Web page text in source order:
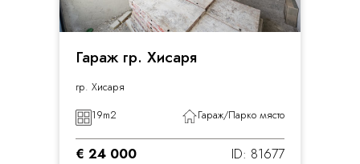
Гараж гр. Хисаря
гр. Хисаря
19m2 Гараж/Парко място
€ 24 000 ID: 81677